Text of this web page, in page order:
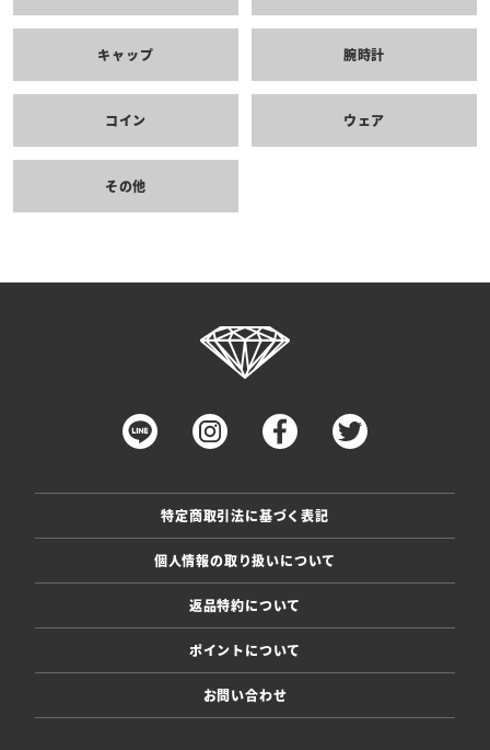
キャップ 腕時計
コイン ウェア
その他
特定商取引法に基づく表記
個人情報の取り扱いについて
返品特約について
ポイントについて
お問い合わせ